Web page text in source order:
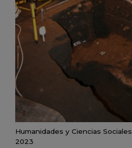
Humanidades y Ciencias Sociales
2023